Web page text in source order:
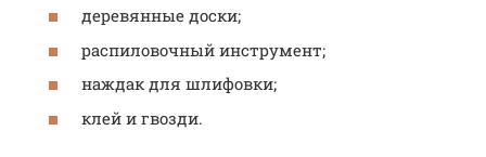
деревянные доски;
распиловочный инструмент;
наждак для шлифовки;
клей и гвозди.